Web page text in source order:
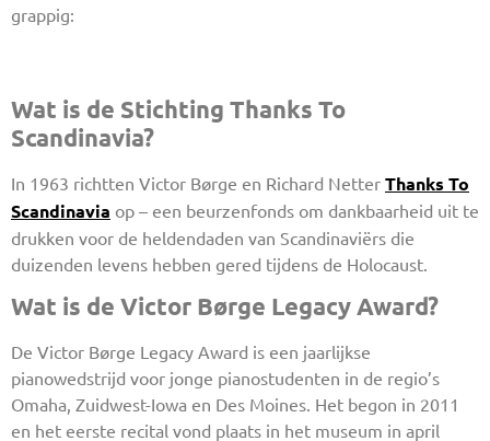
grappig:
Wat is de Stichting Thanks To
Scandinavia?
In 1963 richtten Victor Børge en Richard Netter Thanks To
Scandinavia op – een beurzenfonds om dankbaarheid uit te
drukken voor de heldendaden van Scandinaviërs die
duizenden levens hebben gered tijdens de Holocaust.
Wat is de Victor Børge Legacy Award?
De Victor Børge Legacy Award is een jaarlijkse
pianowedstrijd voor jonge pianostudenten in de regio’s
Omaha, Zuidwest-Iowa en Des Moines. Het begon in 2011
en het eerste recital vond plaats in het museum in april